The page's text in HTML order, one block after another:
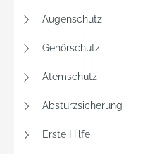
Augenschutz
Gehörschutz
Atemschutz
Absturzsicherung
Erste Hilfe